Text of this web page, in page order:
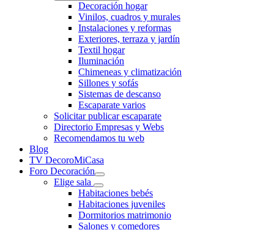
Decoración hogar
Vinilos, cuadros y murales
Instalaciones y reformas
Exteriores, terraza y jardín
Textil hogar
Iluminación
Chimeneas y climatización
Sillones y sofás
Sistemas de descanso
Escaparate varios
Solicitar publicar escaparate
Directorio Empresas y Webs
Recomendamos tu web
Blog
TV DecoroMiCasa
Foro Decoración
Elige sala
Habitaciones bebés
Habitaciones juveniles
Dormitorios matrimonio
Salones y comedores